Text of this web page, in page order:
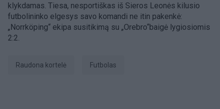
klykdamas. Tiesa, nesportiškas iš Sieros Leonės kilusio
futbolininko elgesys savo komandi ne itin pakenkė:
„Norrköping“ ekipa susitikimą su „Orebro“baigė lygiosiomis
2:2.
raudona kortelė Futbolas